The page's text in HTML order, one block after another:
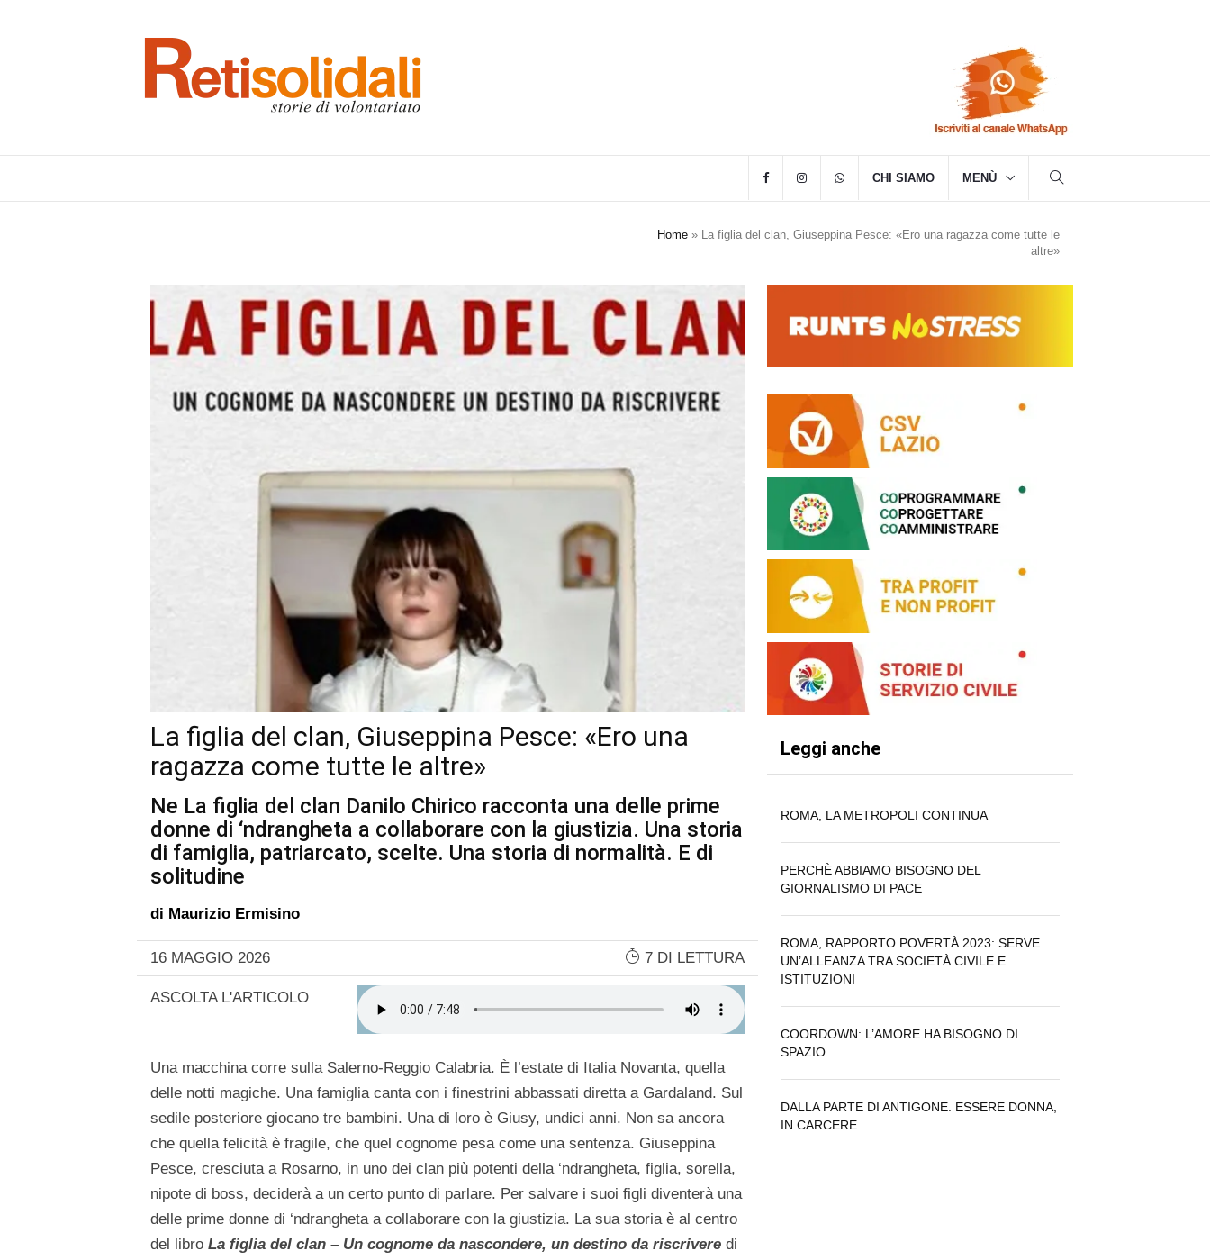
CHI SIAMO MENÙ
Home » La figlia del clan, Giuseppina Pesce: «Ero una ragazza come tutte le
altre»
La figlia del clan, Giuseppina Pesce: «Ero una
ragazza come tutte le altre»
Ne La figlia del clan Danilo Chirico racconta una delle prime
donne di ‘ndrangheta a collaborare con la giustizia. Una storia
di famiglia, patriarcato, scelte. Una storia di normalità. E di
solitudine
di Maurizio Ermisino
16 MAGGIO 2026 7 DI LETTURA
ASCOLTA L'ARTICOLO
Una macchina corre sulla Salerno-Reggio Calabria. È l’estate di Italia Novanta, quella
delle notti magiche. Una famiglia canta con i finestrini abbassati diretta a Gardaland. Sul
sedile posteriore giocano tre bambini. Una di loro è Giusy, undici anni. Non sa ancora
che quella felicità è fragile, che quel cognome pesa come una sentenza. Giuseppina
Pesce, cresciuta a Rosarno, in uno dei clan più potenti della ‘ndrangheta, figlia, sorella,
nipote di boss, deciderà a un certo punto di parlare. Per salvare i suoi figli diventerà una
delle prime donne di ‘ndrangheta a collaborare con la giustizia. La sua storia è al centro
del libro La figlia del clan – Un cognome da nascondere, un destino da riscrivere di
Leggi anche
ROMA, LA METROPOLI CONTINUA
PERCHÈ ABBIAMO BISOGNO DEL
GIORNALISMO DI PACE
ROMA, RAPPORTO POVERTÀ 2023: SERVE
UN’ALLEANZA TRA SOCIETÀ CIVILE E
ISTITUZIONI
COORDOWN: L’AMORE HA BISOGNO DI
SPAZIO
DALLA PARTE DI ANTIGONE. ESSERE DONNA,
IN CARCERE